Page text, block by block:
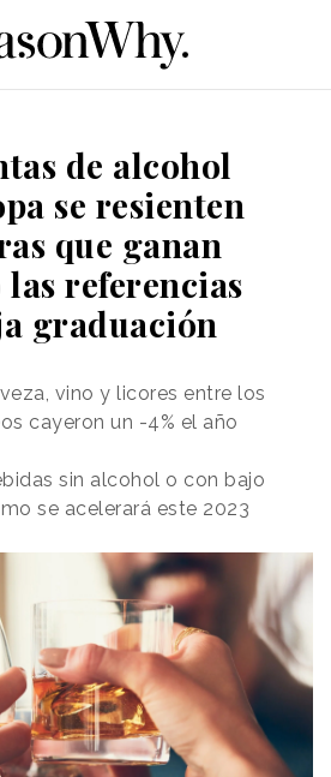
de alcohol
se resienten
que ganan
referencias
graduación
vino y licores entre los
cayeron un -4% el año
sin alcohol o con bajo
se acelerará este 2023